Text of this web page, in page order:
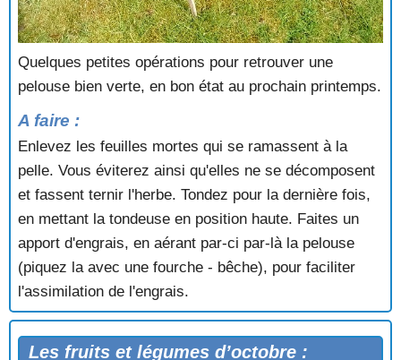
Quelques petites opérations pour retrouver une
pelouse bien verte, en bon état au prochain printemps.
A faire :
Enlevez les feuilles mortes qui se ramassent à la
pelle. Vous éviterez ainsi qu'elles ne se décomposent
et fassent ternir l'herbe. Tondez pour la dernière fois,
en mettant la tondeuse en position haute. Faites un
apport d'engrais, en aérant par-ci par-là la pelouse
(piquez la avec une fourche - bêche), pour faciliter
l'assimilation de l'engrais.
Les fruits et légumes d’octobre :